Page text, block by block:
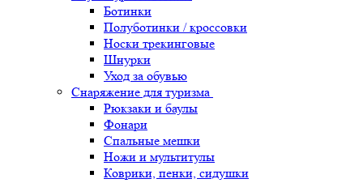
Ботинки
Полуботинки / кроссовки
Носки трекинговые
Шнурки
Уход за обувью
Снаряжение для туризма
Рюкзаки и баулы
Фонари
Спальные мешки
Ножи и мультитулы
Коврики, пенки, сидушки